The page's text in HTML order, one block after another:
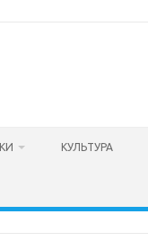
КУЛЬТУРА